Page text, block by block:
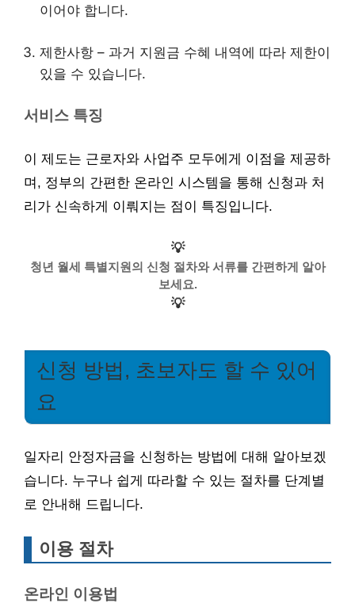
이어야 합니다.
제한사항 – 과거 지원금 수혜 내역에 따라 제한이
있을 수 있습니다.
서비스 특징
이 제도는 근로자와 사업주 모두에게 이점을 제공하
며, 정부의 간편한 온라인 시스템을 통해 신청과 처
리가 신속하게 이뤄지는 점이 특징입니다.
💡
청년 월세 특별지원의 신청 절차와 서류를 간편하게 알아
보세요.
💡
신청 방법, 초보자도 할 수 있어
요
일자리 안정자금을 신청하는 방법에 대해 알아보겠
습니다. 누구나 쉽게 따라할 수 있는 절차를 단계별
로 안내해 드립니다.
이용 절차
온라인 이용법